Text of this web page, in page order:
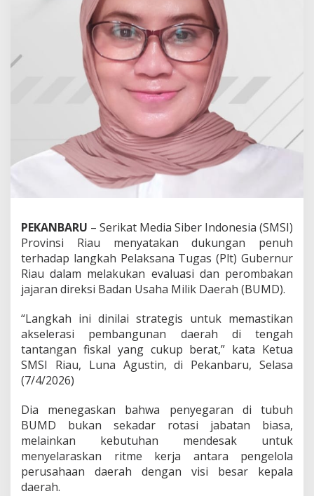
i
j
a
k
l
G
u
b
i
b
k
D
r
k
s
i
U
A
r
e
PEKANBARU – Serikat Media Siber Indonesia (SMSI)
Provinsi Riau menyatakan dukungan penuh
terhadap langkah Pelaksana Tugas (Plt) Gubernur
Riau dalam melakukan evaluasi dan perombakan
jajaran direksi Badan Usaha Milik Daerah (BUMD).
“Langkah ini dinilai strategis untuk memastikan
akselerasi pembangunan daerah di tengah
tantangan fiskal yang cukup berat,” kata Ketua
SMSI Riau, Luna Agustin, di Pekanbaru, Selasa
(7/4/2026)
Dia menegaskan bahwa penyegaran di tubuh
BUMD bukan sekadar rotasi jabatan biasa,
melainkan kebutuhan mendesak untuk
menyelaraskan ritme kerja antara pengelola
perusahaan daerah dengan visi besar kepala
daerah.